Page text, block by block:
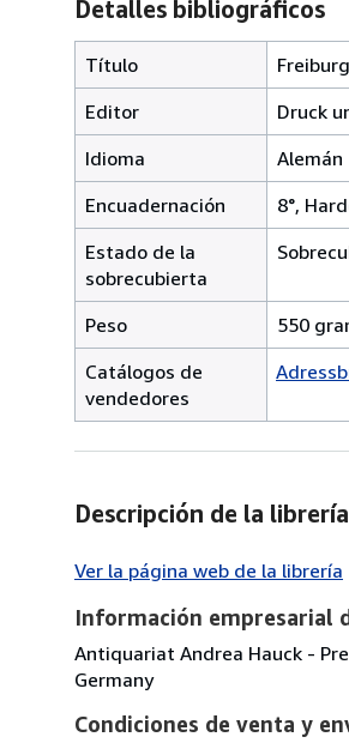
Detalles bibliográficos
Título
Editor
Druck
Idioma
Alemán
Encuadernación
8°,
Estado de la
sobrecubierta
Peso
550
Catálogos de
vendedores
Descripción de la librería
Ver la página web de la librería
Información empresarial
Antiquariat Andrea Hauck -
Germany
Condiciones de venta y